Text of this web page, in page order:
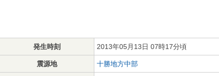
発生時刻 2013年05月13日 07時17分頃
震源地 十勝地方中部